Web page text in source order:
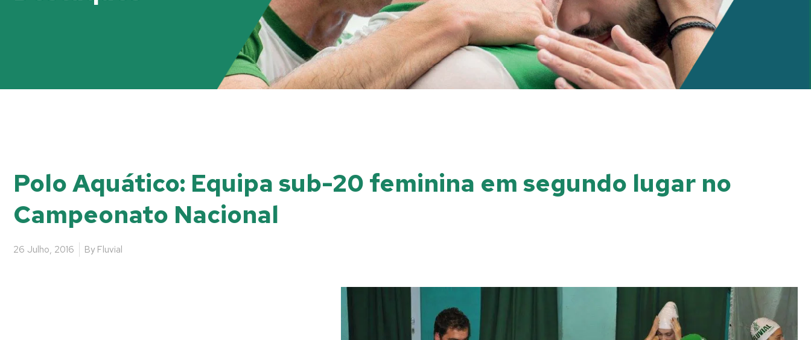
Polo Aquático: Equipa sub-20 feminina em segundo lugar no
Campeonato Nacional
26 Julho, 2016 By Fluvial